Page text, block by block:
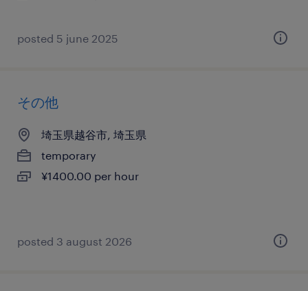
posted 5 june 2025
その他
埼玉県越谷市, 埼玉県
temporary
¥1400.00 per hour
posted 3 august 2026